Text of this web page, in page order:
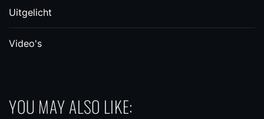
Uitgelicht
Video's
YOU MAY ALSO LIKE: